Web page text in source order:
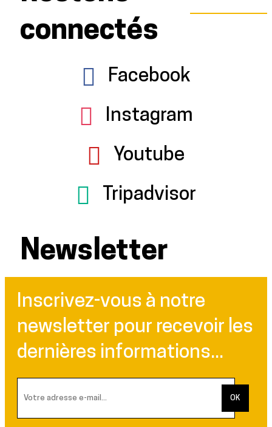
connectés
Facebook
Instagram
Youtube
Tripadvisor
Newsletter
Inscrivez-vous à notre
newsletter pour recevoir les
dernières informations...